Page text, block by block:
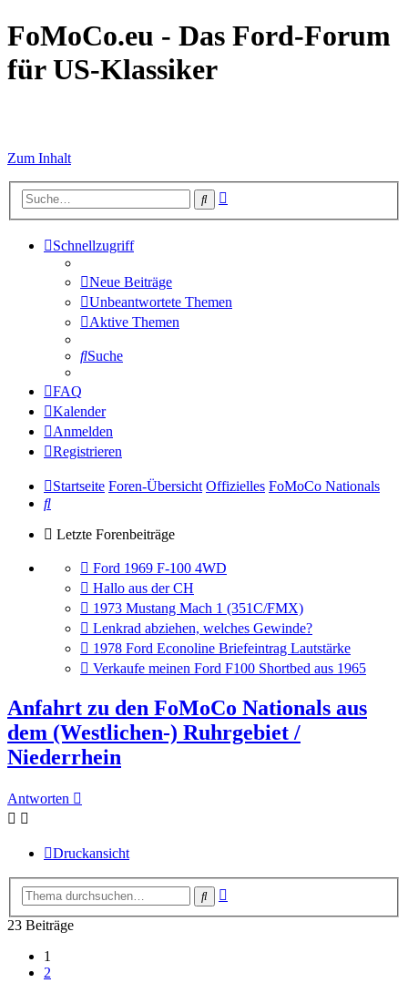
FoMoCo.eu - Das Ford-Forum
für US-Klassiker
Zum Inhalt
Suche
Schnellzugriff
Neue Beiträge
Unbeantwortete Themen
Aktive Themen
Suche
FAQ
Kalender
Anmelden
Registrieren
Startseite Foren-Übersicht Offizielles FoMoCo Nationals
Suche
Letzte Forenbeiträge
Gehe
zum
letzten
Beitrag
Ford 1969 F-100 4WD
Gehe
zum
letzten
Beitrag
Hallo aus der CH
Gehe
zum
letzten
Beitrag
1973 Mustang Mach 1 (351C/FMX)
Gehe
zum
letzten
Beitrag
Lenkrad abziehen, welches Gewinde?
Gehe
zum
letzten
1978 Ford Econoline Briefeintrag Lautstärke
Gehe
letzten
Beitrag
Verkaufe meinen Ford F100 Shortbed aus 1965
Anfahrt zu den FoMoCo Nationals aus
dem (Westlichen-) Ruhrgebiet /
Niederrhein
Antworten
Druckansicht
Suche
23 Beiträge
1
2